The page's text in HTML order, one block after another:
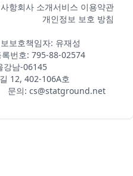
항회사 소개서비스 이용약관
개인정보 보호 방침
보호책임자: 유재성
번호: 795-88-02574
강남-06145
12, 402-106A호
의: cs@statground.net